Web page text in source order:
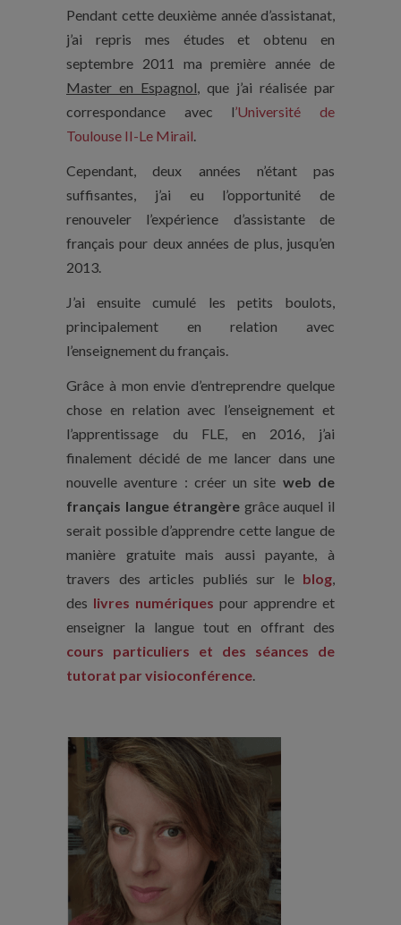
Pendant cette deuxième année d’assistanat,
j’ai repris mes études et obtenu en
septembre 2011 ma première année de
Master en Espagnol, que j’ai réalisée par
correspondance avec l’Université de
Toulouse II-Le Mirail.
Cependant, deux années n’étant pas
suffisantes, j’ai eu l’opportunité de
renouveler l’expérience d’assistante de
français pour deux années de plus, jusqu’en
2013.
J’ai ensuite cumulé les petits boulots,
principalement en relation avec
l’enseignement du français.
Grâce à mon envie d’entreprendre quelque
chose en relation avec l’enseignement et
l’apprentissage du FLE, en 2016, j’ai
finalement décidé de me lancer dans une
nouvelle aventure : créer un site web de
français langue étrangère grâce auquel il
serait possible d’apprendre cette langue de
manière gratuite mais aussi payante, à
travers des articles publiés sur le blog,
des livres numériques pour apprendre et
enseigner la langue tout en offrant des
cours particuliers et des séances de
tutorat par visioconférence.